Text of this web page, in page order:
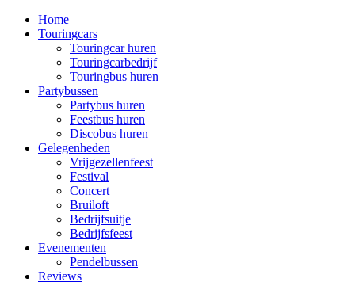
Home
Touringcars
Touringcar huren
Touringcarbedrijf
Touringbus huren
Partybussen
Partybus huren
Feestbus huren
Discobus huren
Gelegenheden
Vrijgezellenfeest
Festival
Concert
Bruiloft
Bedrijfsuitje
Bedrijfsfeest
Evenementen
Pendelbussen
Reviews